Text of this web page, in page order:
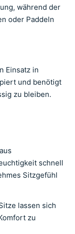
während der
oder Paddeln
Einsatz in
und benötigt
zu bleiben.
schnell
Sitzgefühl
lassen sich
zu